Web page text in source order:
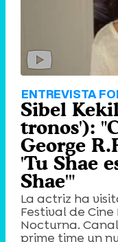
ENTREVISTA
Sibel
tronos'):
George
'Tu Shae
Shae'"
La actriz ha
Festival de
Nocturna.
prime time un